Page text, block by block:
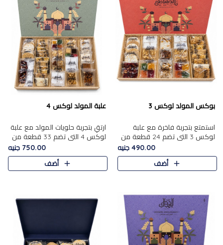
بوكس المولد لوكس 3
استمتع بتجربة فاخرة مع علبة
لوكس 3 التي تضم 24 قطعة من
أشهر حلويات المولد الشرقية
المختارة بعناية. تحتوي التشكيلة
على الجزرية بالفول، والملب..
490.00 جنيه
أضف
علبة المولد لوكس 4
ارتقِ بتجربة حلويات المولد مع علبة
لوكس 4 التي تضم 33 قطعة من
تشكيلة فاخرة ومتنوعة من أشهر
الأصناف الشرقية. تحتوي العلبة على
الجزرية بالفول،..
750.00 جنيه
أضف